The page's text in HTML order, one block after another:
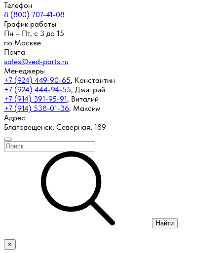
Телефон
8 (800) 707-41-08
График работы
Пн – Пт, с 3 до 15
по Москве
Почта
sales@ved-parts.ru
Менеджеры
+7 (924) 449-90-65, Константин
+7 (924) 444-94-55, Дмитрий
+7 (914) 391-95-91, Виталий
+7 (914) 538-01-36, Максим
Адрес
Благовещенск, Северная, 189
Найти
×